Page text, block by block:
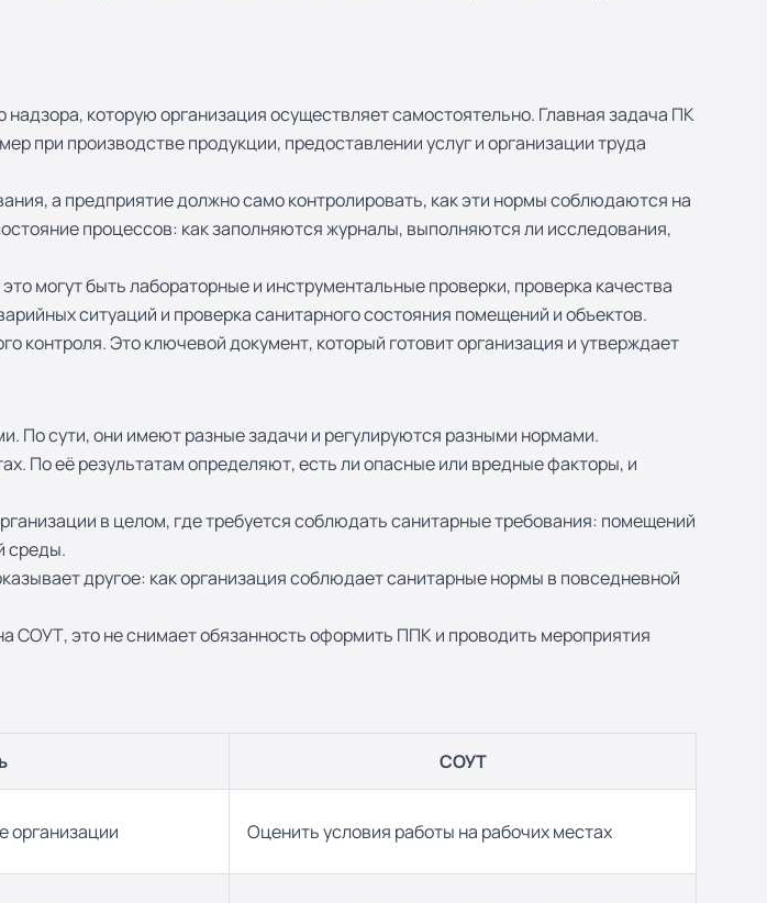
которую организация осуществляет самостоятельно. Главная задача ПК
при производстве продукции, предоставлении услуг и организации труда
а предприятие должно само контролировать, как эти нормы соблюдаются на
процессов: как заполняются журналы, выполняются ли исследования,
могут быть лабораторные и инструментальные проверки, проверка качества
ситуаций и проверка санитарного состояния помещений и объектов.
Это ключевой документ, который готовит организация и утверждает
По сути, они имеют разные задачи и регулируются разными нормами.
По её результатам определяют, есть ли опасные или вредные факторы, и
в целом, где требуется соблюдать санитарные требования: помещений
среды.
другое: как организация соблюдает санитарные нормы в повседневной
это не снимает обязанность оформить ППК и проводить мероприятия
СОУТ
организации Оценить условия работы на рабочих местах